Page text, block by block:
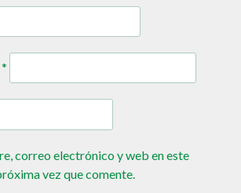
*
correo electrónico y web en este
vez que comente.